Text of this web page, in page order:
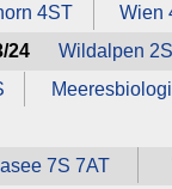
4ST Wien
24
Wildalpen
7S 7AT